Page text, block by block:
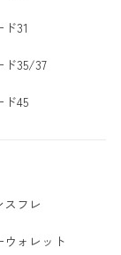
31
ド35/37
ド45
スフレ
ウォレット